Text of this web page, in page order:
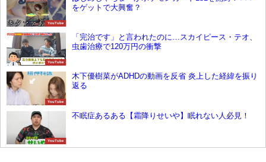
YouTube
をゲットで大興奮？
YouTube
「完治です」と言われたのに…スカイピース・テオ、
虫歯治療で120万円の衝撃
YouTube
木下優樹菜がADHDの動画を反省 炎上した経緯を振り
返る
YouTube
不眠症あるある【霜降りせいや】眠れない人必見！